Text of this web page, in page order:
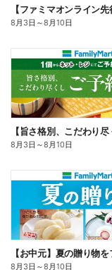
8月3日 ～8月10日
8月3日 ～8月10日
【お中元】夏の贈り物
8月3日 ～8月10日